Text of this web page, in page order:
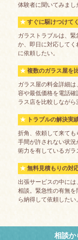
体験者に聞いてみまし
すぐに駆けつけて
ガラストラブルは、
か、即日に対応して
に依頼したい。
複数のガラス屋を
ガラス屋の料金詳細
容や最低価格を電話
ラス店を比較しながら
トラブルの解決実
折角、依頼して来て
手間が許されない状
術力を有しているガラ
無料見積もりの対
出張サービスの中に
相談。緊急性の有無
ら納得して依頼したい。
相談か